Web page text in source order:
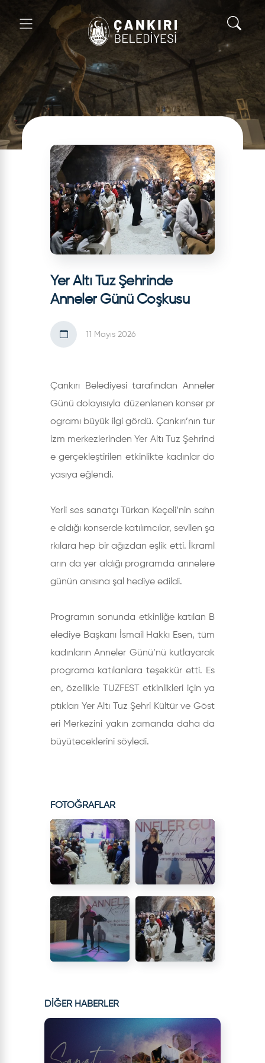
Yer Altı Tuz Şehrinde
Anneler Günü Coşkusu
11 Mayıs 2026
Çankırı Belediyesi tarafından Anneler
Günü dolayısıyla düzenlenen konser pr
ogramı büyük ilgi gördü. Çankırı’nın tur
izm merkezlerinden Yer Altı Tuz Şehrind
e gerçekleştirilen etkinlikte kadınlar do
yasıya eğlendi.
Yerli ses sanatçı Türkan Keçeli’nin sahn
e aldığı konserde katılımcılar, sevilen şa
rkılara hep bir ağızdan eşlik etti. İkraml
arın da yer aldığı programda annelere
günün anısına şal hediye edildi.
Programın sonunda etkinliğe katılan B
elediye Başkanı İsmail Hakkı Esen, tüm
kadınların Anneler Günü’nü kutlayarak
programa katılanlara teşekkür etti. Es
en, özellikle TUZFEST etkinlikleri için ya
ptıkları Yer Altı Tuz Şehri Kültür ve Göst
eri Merkezini yakın zamanda daha da
büyüteceklerini söyledi.
FOTOĞRAFLAR
DİĞER HABERLER